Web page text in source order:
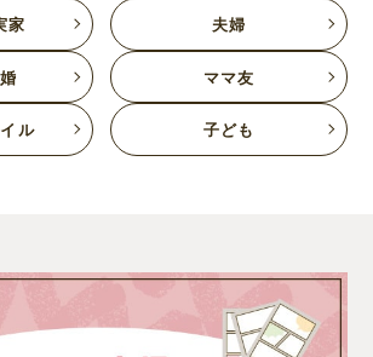
家 夫婦
ママ友
ル 子ども